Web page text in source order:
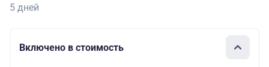
5 дней
Включено в стоимость